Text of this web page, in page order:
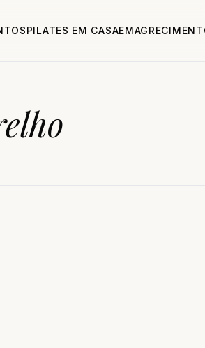
PILATES EM CASA